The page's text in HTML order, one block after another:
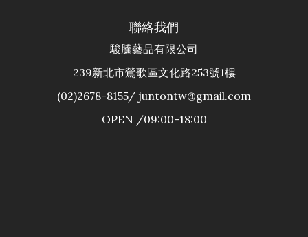
聯絡我們
駿騰藝品有限公司
239新北市鶯歌區文化路253號1樓
(02)2678-8155/ juntontw@gmail.com
OPEN /09:00-18:00